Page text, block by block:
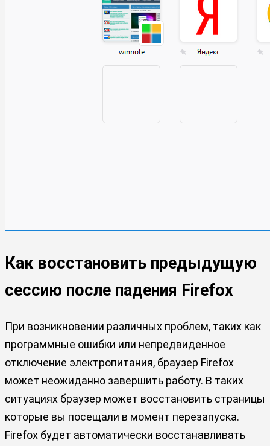
Как восстановить предыдущую
сессию после падения Firefox
При возникновении различных проблем, таких как
программные ошибки или непредвиденное
отключение электропитания, браузер Firefox
может неожиданно завершить работу. В таких
ситуациях браузер может восстановить страницы
которые вы посещали в момент перезапуска.
Firefox будет автоматически восстанавливать